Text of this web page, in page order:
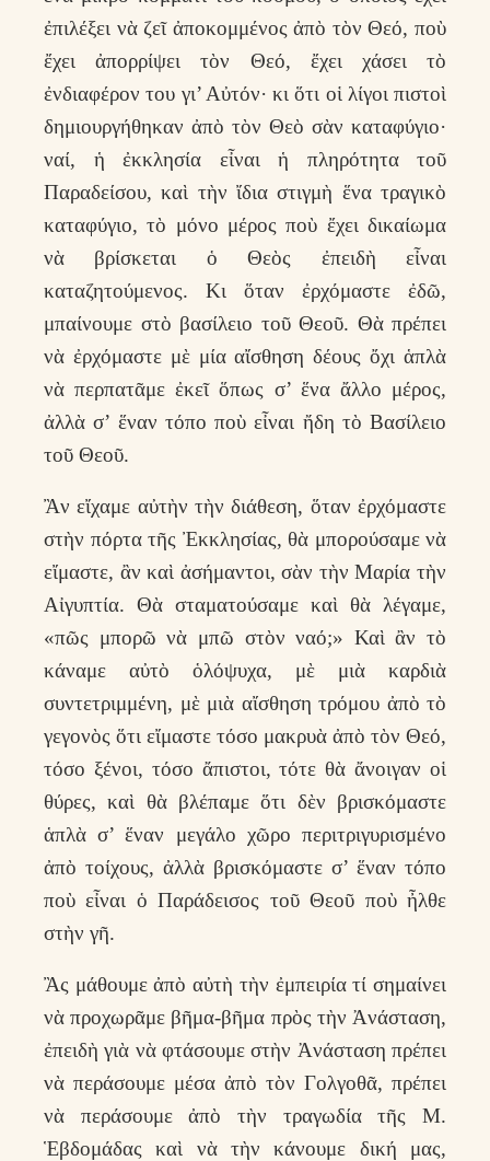
ἐπιλέξει νὰ ζεῖ ἀποκομμένος ἀπὸ τὸν Θεό, ποὺ
ἔχει ἀπορρίψει τὸν Θεό, ἔχει χάσει τὸ
ἐνδιαφέρον του γι’ Αὐτόν· κι ὅτι οἱ λίγοι πιστοὶ
δημιουργήθηκαν ἀπὸ τὸν Θεὸ σὰν καταφύγιο·
ναί, ἡ ἐκκλησία εἶναι ἡ πληρότητα τοῦ
Παραδείσου, καὶ τὴν ἴδια στιγμὴ ἕνα τραγικὸ
καταφύγιο, τὸ μόνο μέρος ποὺ ἔχει δικαίωμα
νὰ βρίσκεται ὁ Θεὸς ἐπειδὴ εἶναι
καταζητούμενος. Κι ὅταν ἐρχόμαστε ἐδῶ,
μπαίνουμε στὸ βασίλειο τοῦ Θεοῦ. Θὰ πρέπει
νὰ ἐρχόμαστε μὲ μία αἴσθηση δέους ὄχι ἁπλὰ
νὰ περπατᾶμε ἐκεῖ ὅπως σ’ ἕνα ἄλλο μέρος,
ἀλλὰ σ’ ἕναν τόπο ποὺ εἶναι ἤδη τὸ Βασίλειο
τοῦ Θεοῦ.
Ἂν εἴχαμε αὐτὴν τὴν διάθεση, ὅταν ἐρχόμαστε
στὴν πόρτα τῆς Ἐκκλησίας, θὰ μπορούσαμε νὰ
εἴμαστε, ἂν καὶ ἀσήμαντοι, σὰν τὴν Μαρία τὴν
Αἰγυπτία. Θὰ σταματούσαμε καὶ θὰ λέγαμε,
«πῶς μπορῶ νὰ μπῶ στὸν ναό;» Καὶ ἂν τὸ
κάναμε αὐτὸ ὁλόψυχα, μὲ μιὰ καρδιὰ
συντετριμμένη, μὲ μιὰ αἴσθηση τρόμου ἀπὸ τὸ
γεγονὸς ὅτι εἴμαστε τόσο μακρυὰ ἀπὸ τὸν Θεό,
τόσο ξένοι, τόσο ἄπιστοι, τότε θὰ ἄνοιγαν οἱ
θύρες, καὶ θὰ βλέπαμε ὅτι δὲν βρισκόμαστε
ἁπλὰ σ’ ἕναν μεγάλο χῶρο περιτριγυρισμένο
ἀπὸ τοίχους, ἀλλὰ βρισκόμαστε σ’ ἕναν τόπο
ποὺ εἶναι ὁ Παράδεισος τοῦ Θεοῦ ποὺ ἦλθε
στὴν γῆ.
Ἂς μάθουμε ἀπὸ αὐτὴ τὴν ἐμπειρία τί σημαίνει
νὰ προχωρᾶμε βῆμα-βῆμα πρὸς τὴν Ἀνάσταση,
ἐπειδὴ γιὰ νὰ φτάσουμε στὴν Ἀνάσταση πρέπει
νὰ περάσουμε μέσα ἀπὸ τὸν Γολγοθᾶ, πρέπει
νὰ περάσουμε ἀπὸ τὴν τραγωδία τῆς Μ.
Ἑβδομάδας καὶ νὰ τὴν κάνουμε δική μας,